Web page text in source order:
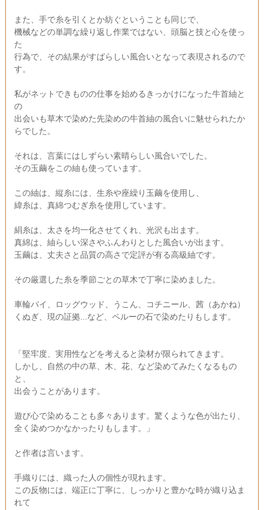
また、手で糸を引くとか紡ぐということも同じで、
機械などの単調な繰り返し作業ではない、頭脳と技と心を使っ
た
行為で、その結果がすばらしい風合いとなって表現されるので
す。
私がネットできものの仕事を始めるきっかけになった牛首紬と
の
出会いも草木で染めた先染めの牛首紬の風合いに魅せられたか
らでした。
それは、言葉にはしずらい素晴らしい風合いでした。
その玉繭をこの紬も使っています。
この紬は、縦糸には、生糸や座繰り玉繭を使用し、
緯糸は、真綿つむぎ糸を使用しています。
絹糸は、太さを均一化させてくれ、光沢も出ます。
真綿は、紬らしい深さやふんわりとした風合いが出ます。
玉繭は、丈夫さと品質の高さで定評が有る高級紬です。
その厳選した糸を季節ごとの草木で丁寧に染めました。
車輪バイ、ロッグウッド、うこん、コチニール、茜（あかね）
くぬぎ、現の証拠...など、ペルーの石で染めたりもします。
「堅牢度、実用性などを考えると染材が限られてきます。
しかし、自然の中の草、木、花、など染めてみたくなるもの
と、
出会うことがあります。
遊び心で染めることも多々あります。驚くような色が出たり、
全く染めつかなかったりもします。」
と作者は言います。
手織りには、織った人の個性が現れます。
この反物には、端正に丁寧に、しっかりと豊かな時が織り込ま
れて